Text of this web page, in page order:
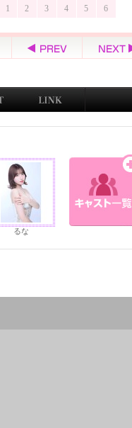
1 2 3 4 5 6
るな